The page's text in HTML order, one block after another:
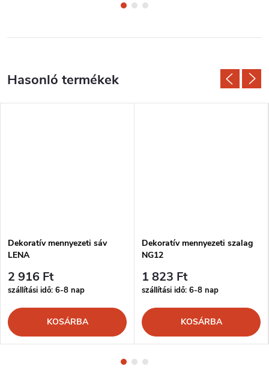
Dekoratív mennyezeti sáv
LENA
2 916 Ft
szállítási idő: 6-8 nap
KOSÁRBA
Dekoratív mennyezeti szalag
NG12
1 823 Ft
szállítási idő: 6-8 nap
KOSÁRBA